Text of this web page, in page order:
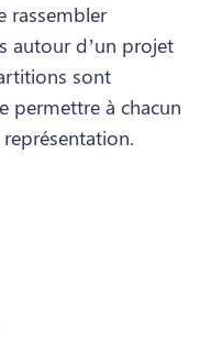
rassembler
autour d’un projet
sont
permettre à chacun